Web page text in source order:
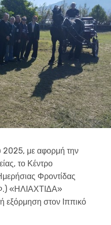
με αφορμή την
το Κέντρο
Φροντίδας
«ΗΛΙΑΧΤΙΔΑ»
εξόρμηση στον Ιππικό